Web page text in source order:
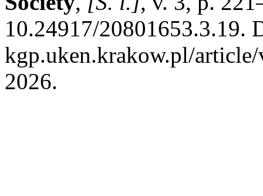
10.24917/20801653.3.19.
kgp.uken.krakow.pl/
2026.